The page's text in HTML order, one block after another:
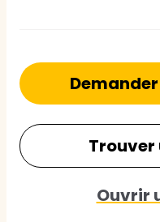
Ouvrir